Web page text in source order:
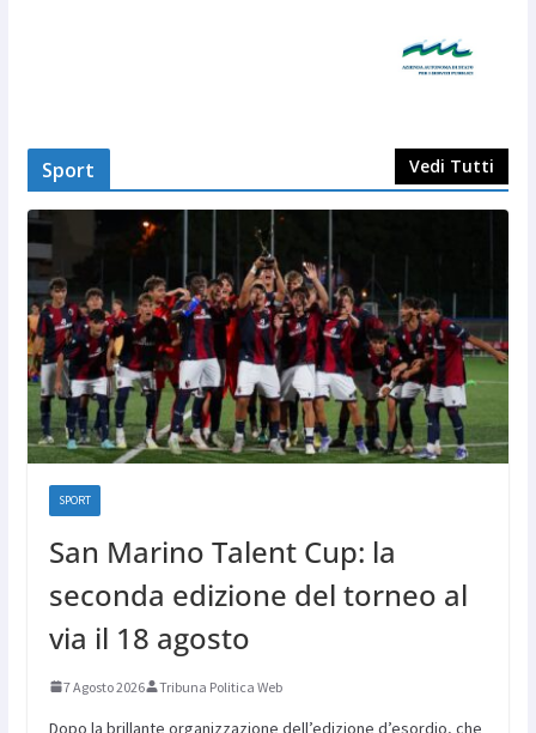
Sport Vedi Tutti
SPORT
San Marino Talent Cup: la
seconda edizione del torneo al
via il 18 agosto
7 Agosto 2026 Tribuna Politica Web
Dopo la brillante organizzazione dell’edizione d’esordio, che